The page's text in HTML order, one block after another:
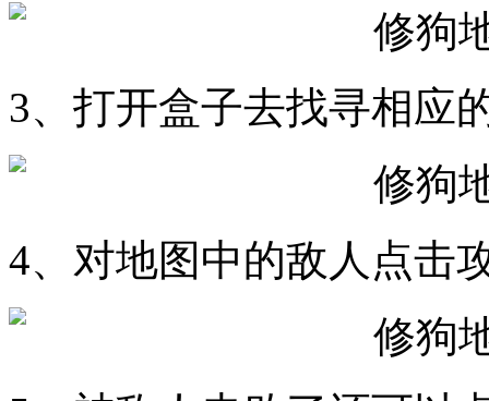
3、打开盒子去找寻相应
4、对地图中的敌人点击